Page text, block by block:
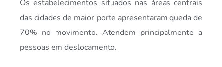
Os estabelecimentos situados nas áreas centrais
das cidades de maior porte apresentaram queda de
70% no movimento. Atendem principalmente a
pessoas em deslocamento.